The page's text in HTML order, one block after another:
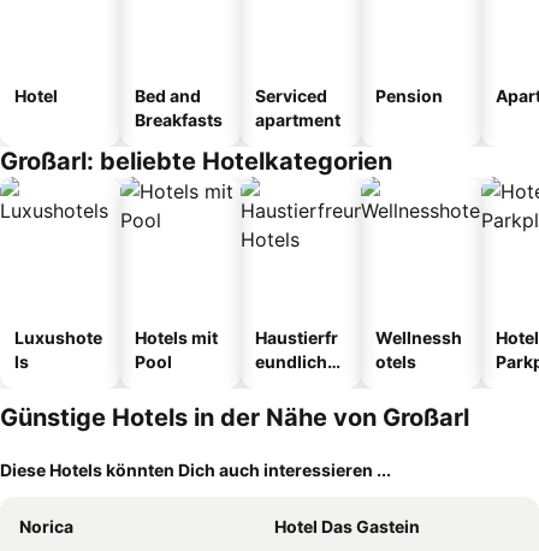
Hotel
Bed and
Breakfasts
Serviced
apartment
Pension
Großarl: beliebte Hotelkategorien
Luxushote
ls
Hotels mit
Pool
Haustierfr
eundliche
Wellnessh
otels
Günstige Hotels in der Nähe von Großarl
Diese Hotels könnten Dich auch interessieren ...
Norica
Hotel Das Gastein